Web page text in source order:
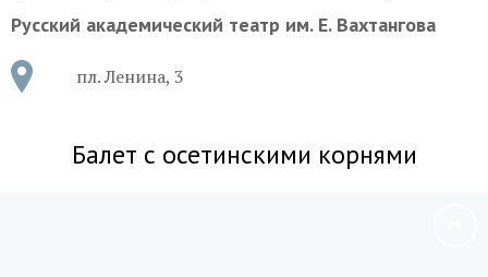
Русский академический театр им. Е. Вахтангова
пл. Ленина, 3
Балет с осетинскими корнями